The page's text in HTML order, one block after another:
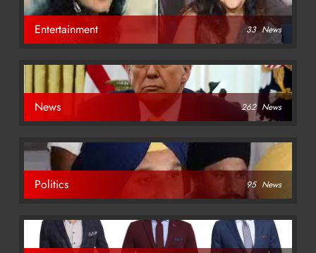
Entertainment 33 News
News 262 News
Politics 95 News